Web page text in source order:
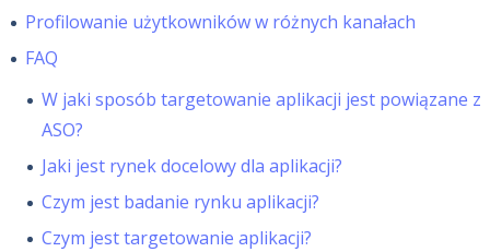
Profilowanie użytkowników w różnych kanałach
FAQ
W jaki sposób targetowanie aplikacji jest powiązane z
ASO?
Jaki jest rynek docelowy dla aplikacji?
Czym jest badanie rynku aplikacji?
Czym jest targetowanie aplikacji?